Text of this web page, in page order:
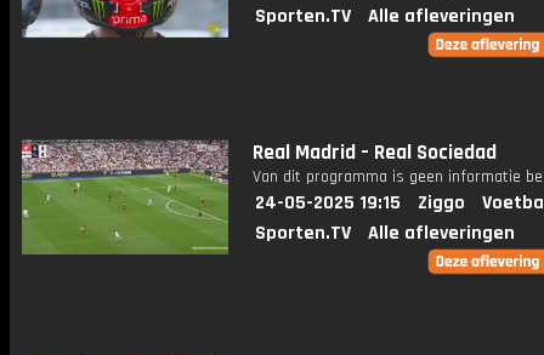
Sporten.TV
Alle afleveringen
Real Madrid – Real Sociedad
Van dit programma is geen informatie
24-05-2025 19:15 Ziggo
Sporten.TV
Alle afleveringen